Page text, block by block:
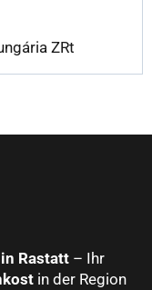
ZRt
Rastatt– Ihr
in der Region